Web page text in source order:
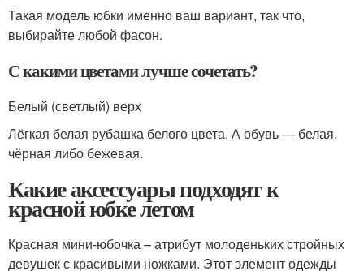
Такая модель юбки именно ваш вариант, так что,
выбирайте любой фасон.
С какими цветами лучше сочетать?
Белый (светлый) верх
Лёгкая белая рубашка белого цвета. А обувь — белая,
чёрная либо бежевая.
Какие аксессуары подходят к
красной юбке летом
Красная мини-юбочка – атрибут молоденьких стройных
девушек с красивыми ножками. Этот элемент одежды